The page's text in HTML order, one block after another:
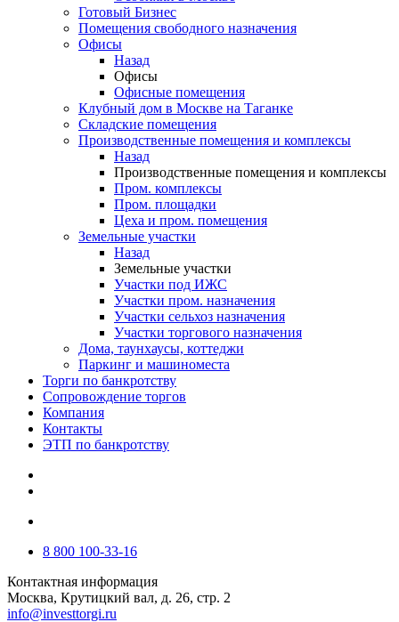
Готовый Бизнес
Помещения свободного назначения
Офисы
Назад
Офисы
Офисные помещения
Клубный дом в Москве на Таганке
Складские помещения
Производственные помещения и комплексы
Назад
Производственные помещения и комплексы
Пром. комплексы
Пром. площадки
Цеха и пром. помещения
Земельные участки
Назад
Земельные участки
Участки под ИЖС
Участки пром. назначения
Участки сельхоз назначения
Участки торгового назначения
Дома, таунхаусы, коттеджи
Паркинг и машиноместа
Торги по банкротству
Сопровождение торгов
Компания
Контакты
ЭТП по банкротству
8 800 100-33-16
Контактная информация
Москва, Крутицкий вал, д. 26, стр. 2
info@investtorgi.ru